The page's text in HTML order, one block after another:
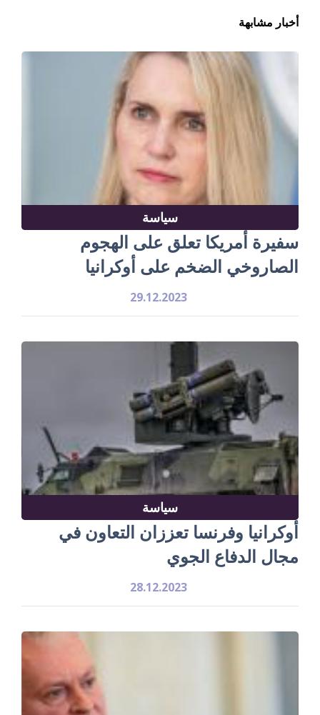
أخبار مشابهة
سياسة
سفيرة أمريكا تعلق على الهجوم
الصاروخي الضخم على أوكرانيا
29.12.2023
سياسة
أوكرانيا وفرنسا تعززان التعاون في
مجال الدفاع الجوي
28.12.2023